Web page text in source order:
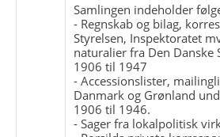
Samlingen indeholder
- Regnskab og bilag,
Styrelsen, Inspektoratet
naturalier fra Den
1906 til 1947
- Accessionslister,
Danmark og Grønland
1906 til 1946.
- Sager fra lokalpolitisk